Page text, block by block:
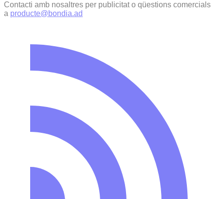
Contacti amb nosaltres per publicitat o qüestions comercials
a producte@bondia.ad